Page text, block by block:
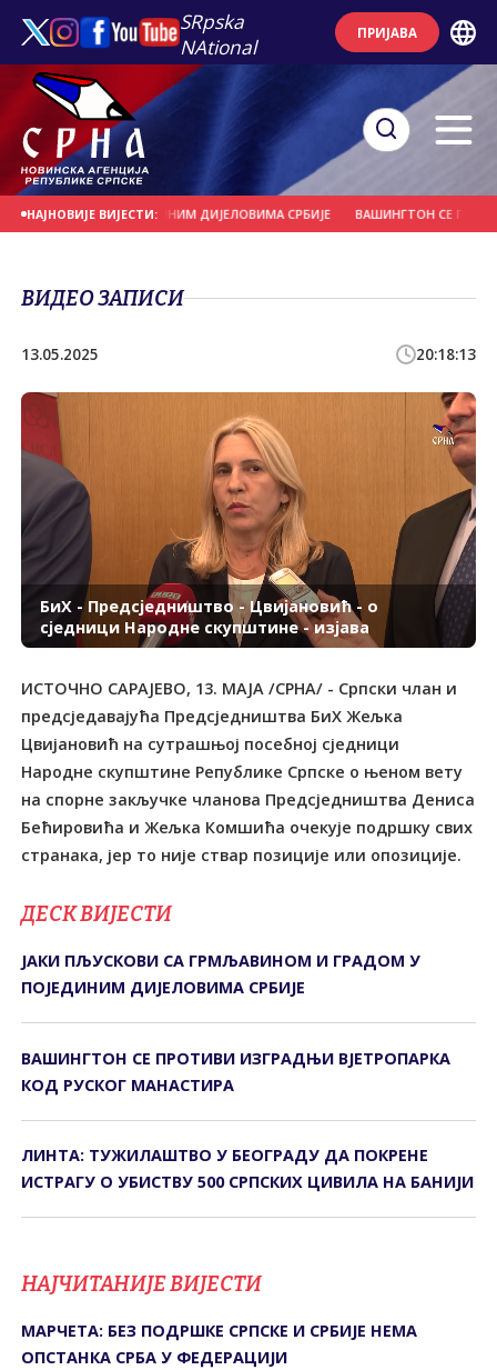
SRpska
NAtional
ПРИЈАВА
НАЈНОВИЈЕ ВИЈЕСТИ:
И ГРАДОМ У ПОЈЕДИНИМ ДИЈЕЛОВИМА СРБИЈЕ ВАШИНГТОН СЕ
ВИДЕО ЗАПИСИ
13.05.2025 20:18:13
БиХ - Предсједништво - Цвијановић - о
сједници Народне скупштине - изјава
ИСТОЧНО САРАЈЕВО, 13. МАЈА /СРНА/ - Српски члан и
предсједавајућа Предсједништва БиХ Жељка
Цвијановић на сутрашњој посебној сједници
Народне скупштине Републике Српске о њеном вету
на спорне закључке чланова Предсједништва Дениса
Бећировића и Жељка Комшића очекује подршку свих
странака, јер то није ствар позиције или опозиције.
ДЕСК ВИЈЕСТИ
ЈАКИ ПЉУСКОВИ СА ГРМЉАВИНОМ И ГРАДОМ У
ПОЈЕДИНИМ ДИЈЕЛОВИМА СРБИЈЕ
ВАШИНГТОН СЕ ПРОТИВИ ИЗГРАДЊИ ВЈЕТРОПАРКА
КОД РУСКОГ МАНАСТИРА
ЛИНТА: ТУЖИЛАШТВО У БЕОГРАДУ ДА ПОКРЕНЕ
ИСТРАГУ О УБИСТВУ 500 СРПСКИХ ЦИВИЛА НА БАНИЈИ
НАЈЧИТАНИЈЕ ВИЈЕСТИ
МАРЧЕТА: БЕЗ ПОДРШКЕ СРПСКЕ И СРБИЈЕ НЕМА
ОПСТАНКА СРБА У ФЕДЕРАЦИЈИ